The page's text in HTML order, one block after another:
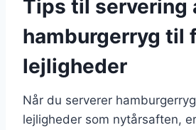
Tips til servering
hamburgerryg til
lejligheder
Når du serverer
lejligheder som nytårsaften,